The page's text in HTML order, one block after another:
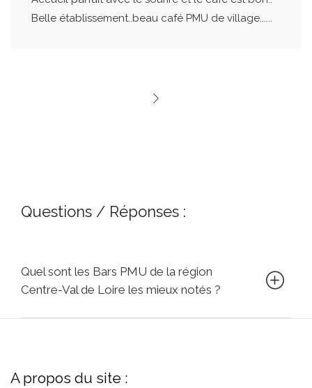
Belle établissement..beau café PMU de village......
Questions / Réponses :
Quel sont les Bars PMU de la région
Centre-Val de Loire les mieux notés ?
A propos du site :